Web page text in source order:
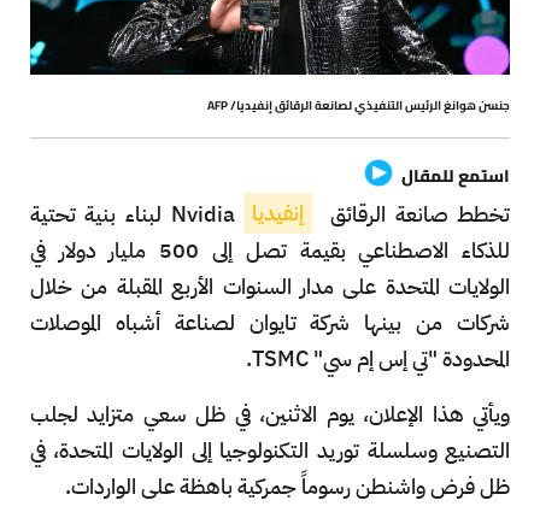
جنسن هوانغ الرئيس التنفيذي لصانعة الرقائق إنفيديا/ AFP
استمع للمقال
تخطط صانعة الرقائق إنفيديا
Nvidia لبناء بنية تحتية
للذكاء الاصطناعي بقيمة تصل إلى 500 مليار دولار في
الولايات المتحدة على مدار السنوات الأربع المقبلة من خلال
شركات من بينها شركة تايوان لصناعة أشباه الموصلات
المحدودة "تي إس إم سي" TSMC.
ويأتي هذا الإعلان، يوم الاثنين، في ظل سعي متزايد لجلب
التصنيع وسلسلة توريد التكنولوجيا إلى الولايات المتحدة، في
ظل فرض واشنطن رسوماً جمركية باهظة على الواردات.